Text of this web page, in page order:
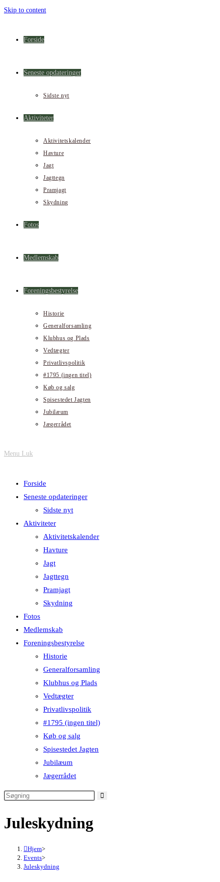
Skip to content
Forside
Seneste opdateringer
Sidste nyt
Aktiviteter
Aktivitetskalender
Havture
Jagt
Jagttegn
Pramjagt
Skydning
Fotos
Medlemskab
Foreningsbestyrelse
Historie
Generalforsamling
Klubhus og Plads
Vedtægter
Privatlivspolitik
#1795 (ingen titel)
Køb og salg
Spisestedet Jagten
Jubilæum
Jægerrådet
Menu Luk
Forside
Seneste opdateringer
Sidste nyt
Aktiviteter
Aktivitetskalender
Havture
Jagt
Jagttegn
Pramjagt
Skydning
Fotos
Medlemskab
Foreningsbestyrelse
Historie
Generalforsamling
Klubhus og Plads
Vedtægter
Privatlivspolitik
#1795 (ingen titel)
Køb og salg
Spisestedet Jagten
Jubilæum
Jægerrådet
Juleskydning
Hjem>
Events>
Juleskydning